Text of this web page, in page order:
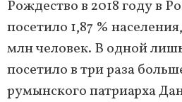
Рождество в 2018 году в
посетило 1,87 %
млн человек. В одной
посетило в три раза
румынского патриарха